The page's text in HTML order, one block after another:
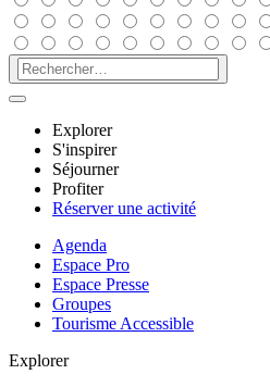
Explorer
S'inspirer
Séjourner
Profiter
Réserver une activité
Agenda
Espace Pro
Espace Presse
Groupes
Tourisme Accessible
Explorer